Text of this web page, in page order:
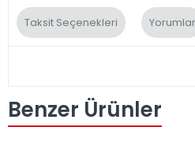
Taksit Seçenekleri Yorumlar
Benzer Ürünler